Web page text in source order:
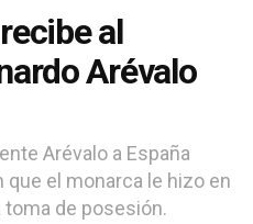
al
Arévalo
Arévalo a España
el monarca le hizo en
toma de posesión.